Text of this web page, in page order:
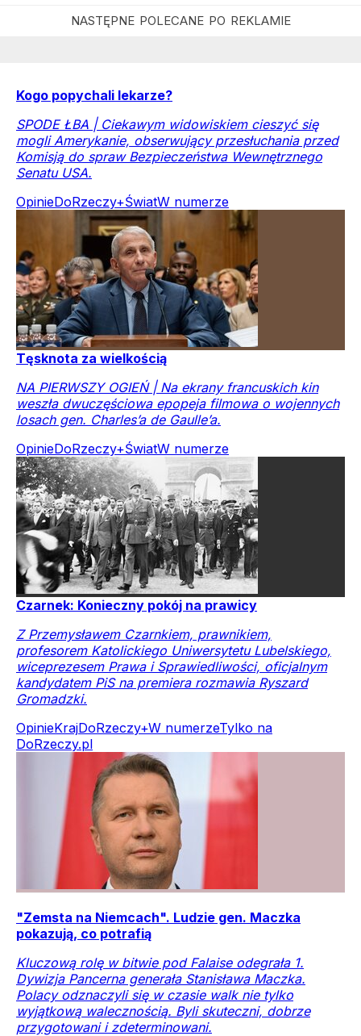
Kogo popychali lekarze?
SPODE ŁBA | Ciekawym widowiskiem cieszyć się
mogli Amerykanie, obserwujący przesłuchania przed
Komisją do spraw Bezpieczeństwa Wewnętrznego
Senatu USA.
OpinieDoRzeczy+ŚwiatW numerze
Tęsknota za wielkością
NA PIERWSZY OGIEŃ | Na ekrany francuskich kin
weszła dwuczęściowa epopeja filmowa o wojennych
losach gen. Charles’a de Gaulle’a.
OpinieDoRzeczy+ŚwiatW numerze
Czarnek: Konieczny pokój na prawicy
Z Przemysławem Czarnkiem, prawnikiem,
profesorem Katolickiego Uniwersytetu Lubelskiego,
wiceprezesem Prawa i Sprawiedliwości, oficjalnym
kandydatem PiS na premiera rozmawia Ryszard
Gromadzki.
OpinieKrajDoRzeczy+W numerzeTylko na
DoRzeczy.pl
"Zemsta na Niemcach". Ludzie gen. Maczka
pokazują, co potrafią
Kluczową rolę w bitwie pod Falaise odegrała 1.
Dywizja Pancerna generała Stanisława Maczka.
Polacy odznaczyli się w czasie walk nie tylko
wyjątkową walecznością. Byli skuteczni, dobrze
przygotowani i zdeterminowani.